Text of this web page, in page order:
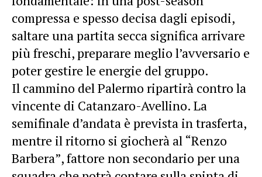
compressa e spesso decisa dagli episodi,
saltare una partita secca significa arrivare
più freschi, preparare meglio l’avversario e
poter gestire le energie del gruppo.
Il cammino del Palermo ripartirà contro la
vincente di Catanzaro-Avellino. La
semifinale d’andata è prevista in trasferta,
mentre il ritorno si giocherà al “Renzo
Barbera”, fattore non secondario per una